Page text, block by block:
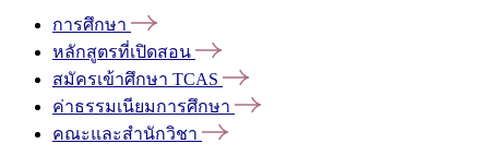
การศึกษา
หลักสูตรที่เปิดสอน
สมัครเข้าศึกษา TCAS
ค่าธรรมเนียมการศึกษา
คณะและสำนักวิชา